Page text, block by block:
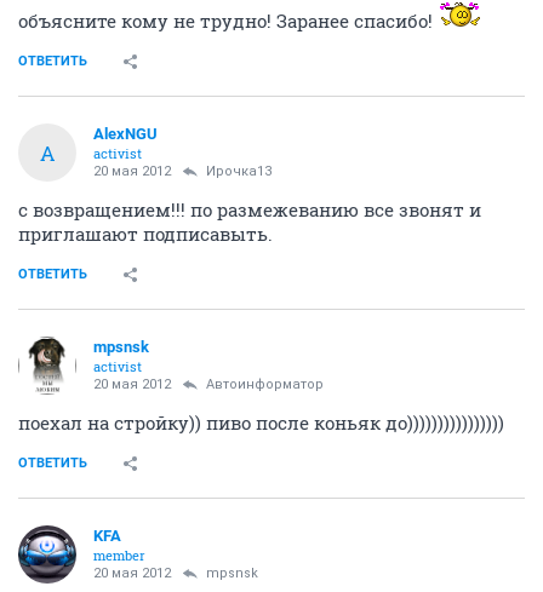
объясните кому не трудно! Заранее спасибо!
ОТВЕТИТЬ
A
AlexNGU
activist
20 мая 2012 Ирочка13
с возвращением!!! по размежеванию все звонят и
приглашают подписавыть.
ОТВЕТИТЬ
mpsnsk
activist
20 мая 2012 Автоинформатор
поехал на стройку)) пиво после коньяк до))))))))))))))))
ОТВЕТИТЬ
KFA
member
20 мая 2012 mpsnsk